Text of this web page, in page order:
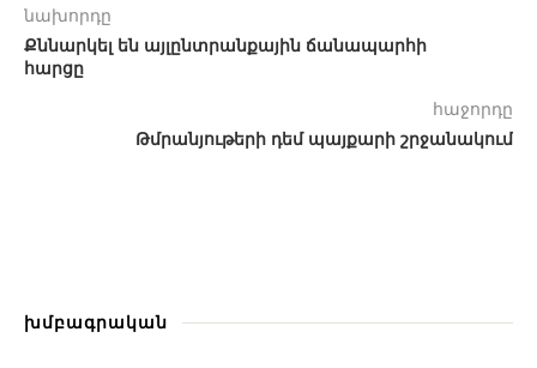
նախորդը
Քննարկել են այլընտրանքային ճանապարհի
հարցը
հաջորդը
Թմրանյութերի դեմ պայքարի շրջանակում
խմբագրական